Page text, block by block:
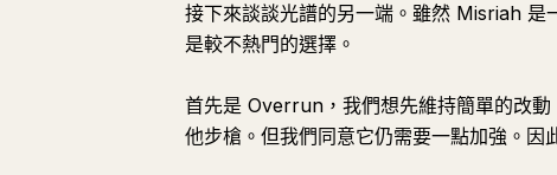
接下來談談光譜的另一端。雖然 Misriah
是較不熱門的選擇。
首先是 Overrun，我們想先維持簡單的改
他步槍。但我們同意它仍需要一點加強。因